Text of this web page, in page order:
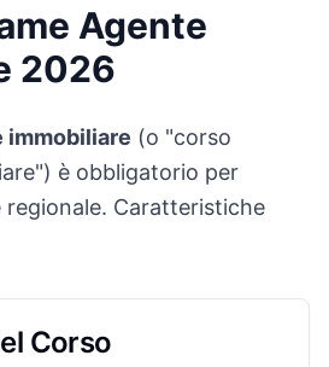
Agente
2026
immobiliare (o "corso
è obbligatorio per
regionale. Caratteristiche
Corso